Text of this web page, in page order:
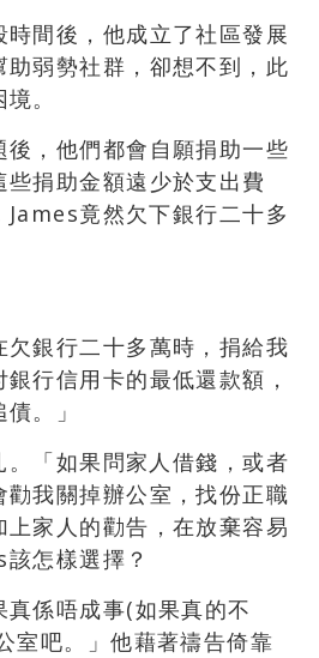
間後，他成立了社區發展
弱勢社群，卻想不到，此
。
後，他們都會自願捐助一些
捐助金額遠少於支出費
竟然欠下銀行二十多
欠銀行二十多萬時，捐給我
行信用卡的最低還款額，
。」
「如果問家人借錢，或者
我關掉辦公室，找份正職
家人的勸告，在放棄容易
怎樣選擇？
真係唔成事(如果真的不
室吧。」他藉著禱告倚靠